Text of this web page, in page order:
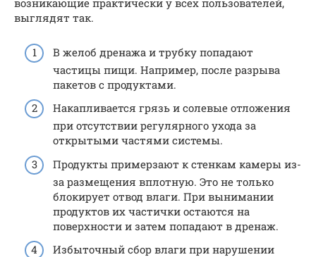
возникающие практически у всех пользователей,
выглядят так.
В желоб дренажа и трубку попадают
частицы пищи. Например, после разрыва
пакетов с продуктами.
Накапливается грязь и солевые отложения
при отсутствии регулярного ухода за
открытыми частями системы.
Продукты примерзают к стенкам камеры из-
за размещения вплотную. Это не только
блокирует отвод влаги. При вынимании
продуктов их частички остаются на
поверхности и затем попадают в дренаж.
Избыточный сбор влаги при нарушении